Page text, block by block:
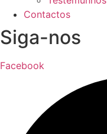
Contactos
Siga-nos
Facebook